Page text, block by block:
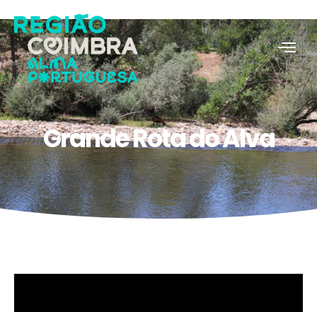
Grande Rota do Alva